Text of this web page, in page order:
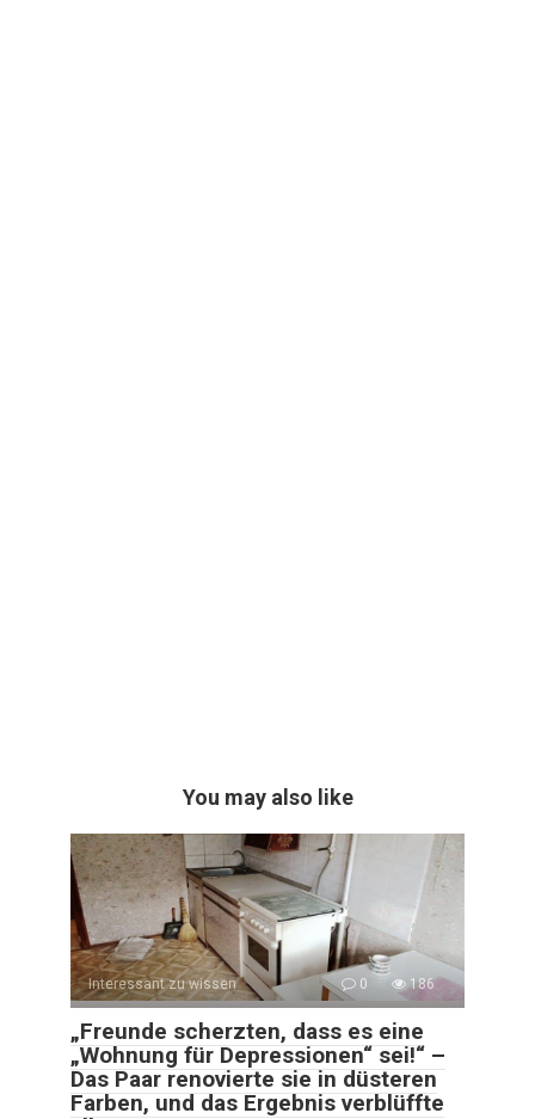
You may also like
Interessant zu wissen 0 186
„Freunde scherzten, dass es eine
„Wohnung für Depressionen“ sei!“ –
Das Paar renovierte sie in düsteren
Farben, und das Ergebnis verblüffte